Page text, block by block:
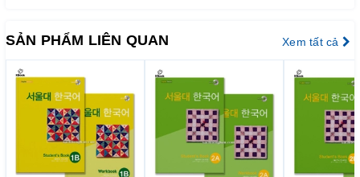
– Bảo đảm mỗi quyển sách trước khi xuất kho đều phải qua
thực hiện kiểm tra kỹ lưỡng để loại trừ sự cố có thể xảy ra
trong thời gian sớm nhất, nhằm đạt tiêu chuẩn chất lượng tốt
với độ tin cậy cao, thoả mãn nhu cầu của khách hàng.
– Luôn luôn lắng nghe, luôn luôn cải tiến để chất lượng của
sản phẩm và dịch vụ ngày càng tốt hơn.
2. Cam kết về phục vụ trước bán hàng:
SẢN PHẨM LIÊN QUAN Xem tất cả